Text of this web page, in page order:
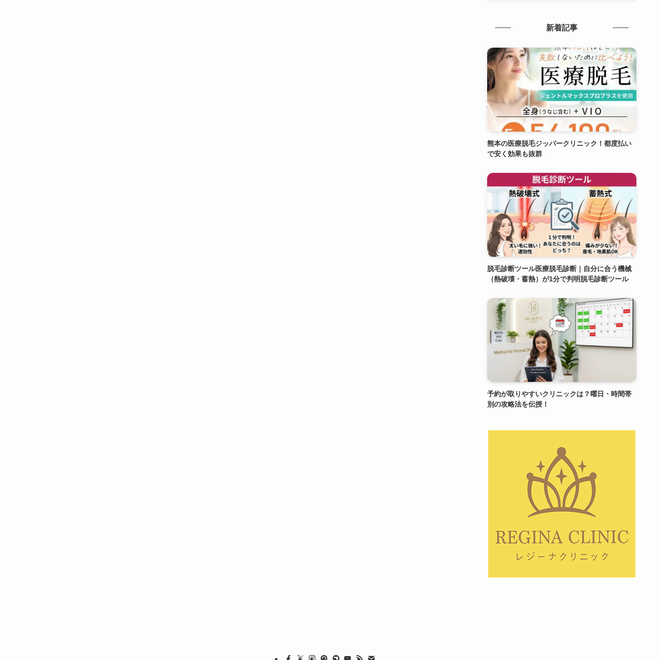
新着記事
熊本の医療脱毛ジッパークリニック！都度払い
で安く効果も抜群
脱毛診断ツール医療脱毛診断｜自分に合う機械
（熱破壊・蓄熱）が1分で判明脱毛診断ツール
予約が取りやすいクリニックは？曜日・時間帯
別の攻略法を伝授！